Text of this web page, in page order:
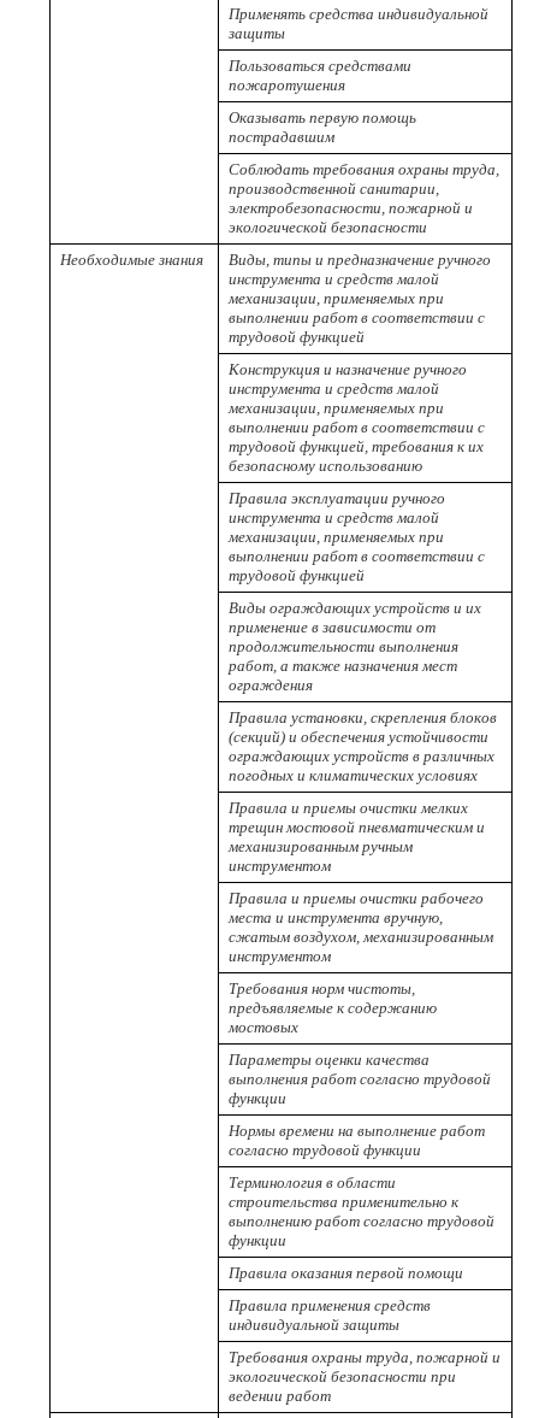
Применять средства индивидуальной
защиты
Пользоваться средствами
пожаротушения
Оказывать первую помощь
пострадавшим
Соблюдать требования охраны труда,
производственной санитарии,
электробезопасности, пожарной и
экологической безопасности
Необходимые знания
Виды, типы и предназначение ручного
инструмента и средств малой
механизации, применяемых при
выполнении работ в соответствии с
трудовой функцией
Конструкция и назначение ручного
инструмента и средств малой
механизации, применяемых при
выполнении работ в соответствии с
трудовой функцией, требования к их
безопасному использованию
Правила эксплуатации ручного
инструмента и средств малой
механизации, применяемых при
выполнении работ в соответствии с
трудовой функцией
Виды ограждающих устройств и их
применение в зависимости от
продолжительности выполнения
работ, а также назначения мест
ограждения
Правила установки, скрепления блоков
(секций) и обеспечения устойчивости
ограждающих устройств в различных
погодных и климатических условиях
Правила и приемы очистки мелких
трещин мостовой пневматическим и
механизированным ручным
инструментом
Правила и приемы очистки рабочего
места и инструмента вручную,
сжатым воздухом, механизированным
инструментом
Требования норм чистоты,
предъявляемые к содержанию
мостовых
Параметры оценки качества
выполнения работ согласно трудовой
функции
Нормы времени на выполнение работ
согласно трудовой функции
Терминология в области
строительства применительно к
выполнению работ согласно трудовой
функции
Правила оказания первой помощи
Правила применения средств
индивидуальной защиты
Требования охраны труда, пожарной и
экологической безопасности при
ведении работ